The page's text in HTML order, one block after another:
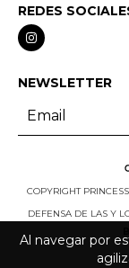
Al navegar por
REDES
NEWSLETTER
COPYRIGHT
DEFENSA DE LAS Y